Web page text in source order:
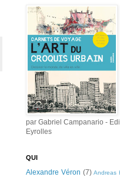
par Gabriel Campanario -
Eyrolles
QUI
Alexandre Véron (7) Andreas